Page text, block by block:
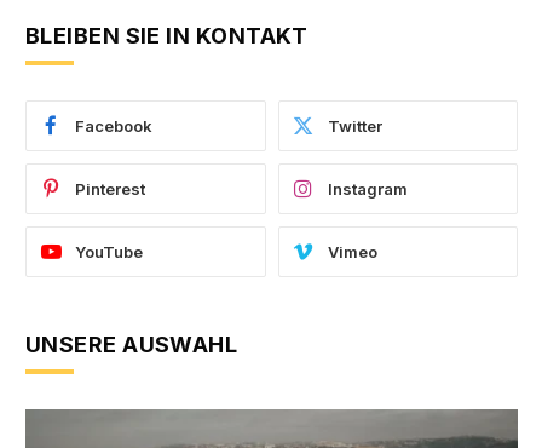
BLEIBEN SIE IN KONTAKT
Facebook Twitter
Pinterest Instagram
YouTube Vimeo
UNSERE AUSWAHL